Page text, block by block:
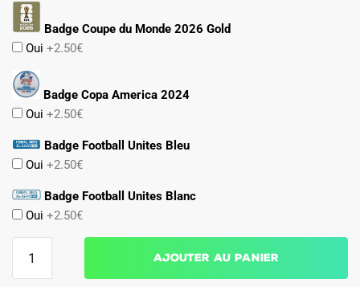
Badge Coupe du Monde 2026 Gold
Oui +2.50€
Badge Copa America 2024
Oui +2.50€
Badge Football Unites Bleu
Oui +2.50€
Badge Football Unites Blanc
Oui +2.50€
Ajouter au panier